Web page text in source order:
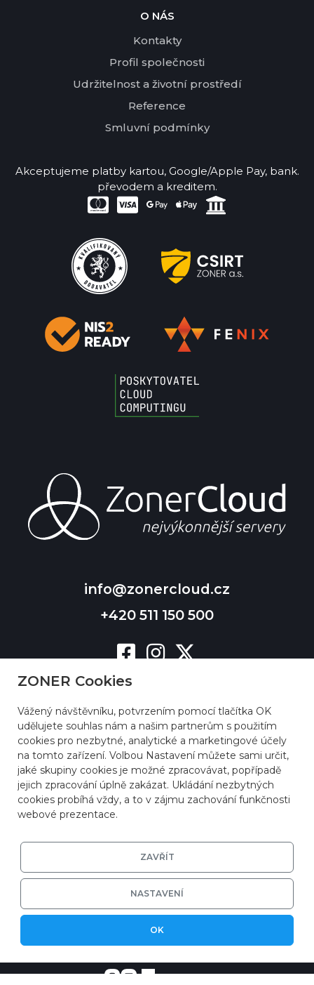
info@zonercloud.cz
+420 511 150 500
O NÁS
Kontakty
Profil společnosti
Udržitelnost a životní prostředí
Reference
Smluvní podmínky
Akceptujeme platby kartou, Google/Apple Pay, bank.
převodem a kreditem.
EFRR
ZONER Cookies
Vážený návštěvníku, potvrzením pomocí tlačítka OK
udělujete souhlas nám a našim partnerům s použitím
cookies pro nezbytné, analytické a marketingové účely
na tomto zařízení. Volbou Nastavení můžete sami určit,
jaké skupiny cookies je možné zpracovávat, popřípadě
jejich zpracování úplně zakázat. Ukládání nezbytných
cookies probíhá vždy, a to v zájmu zachování funkčnosti
webové prezentace.
ZAVŘÍT
NASTAVENÍ
OK